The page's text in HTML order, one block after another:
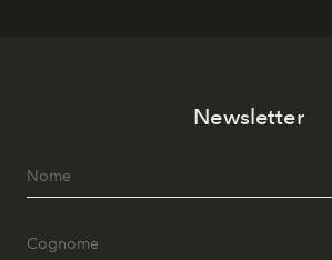
Newsletter